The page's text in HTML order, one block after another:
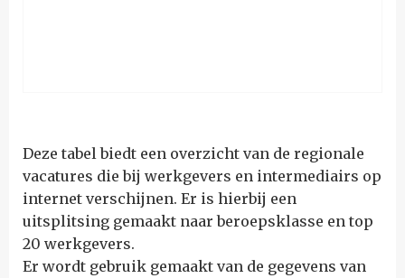
Deze tabel biedt een overzicht van de regionale
vacatures die bij werkgevers en intermediairs op
internet verschijnen. Er is hierbij een
uitsplitsing gemaakt naar beroepsklasse en top
20 werkgevers.
Er wordt gebruik gemaakt van de gegevens van